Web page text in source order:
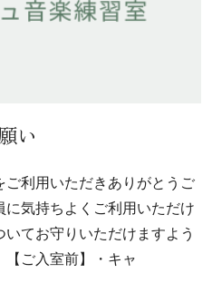
い
利用いただきありがとうご
気持ちよくご利用いただけ
てお守りいただけますよう
【ご入室前】・キャ